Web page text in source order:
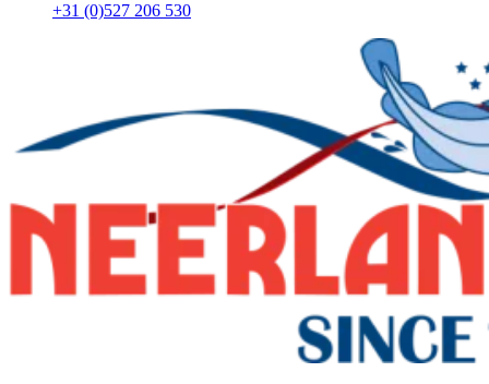
+31 (0)527 206 530